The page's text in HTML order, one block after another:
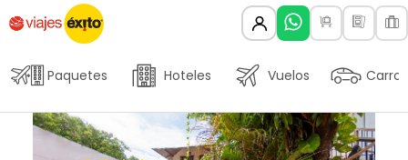
Paquetes Hoteles Vuelos Carros